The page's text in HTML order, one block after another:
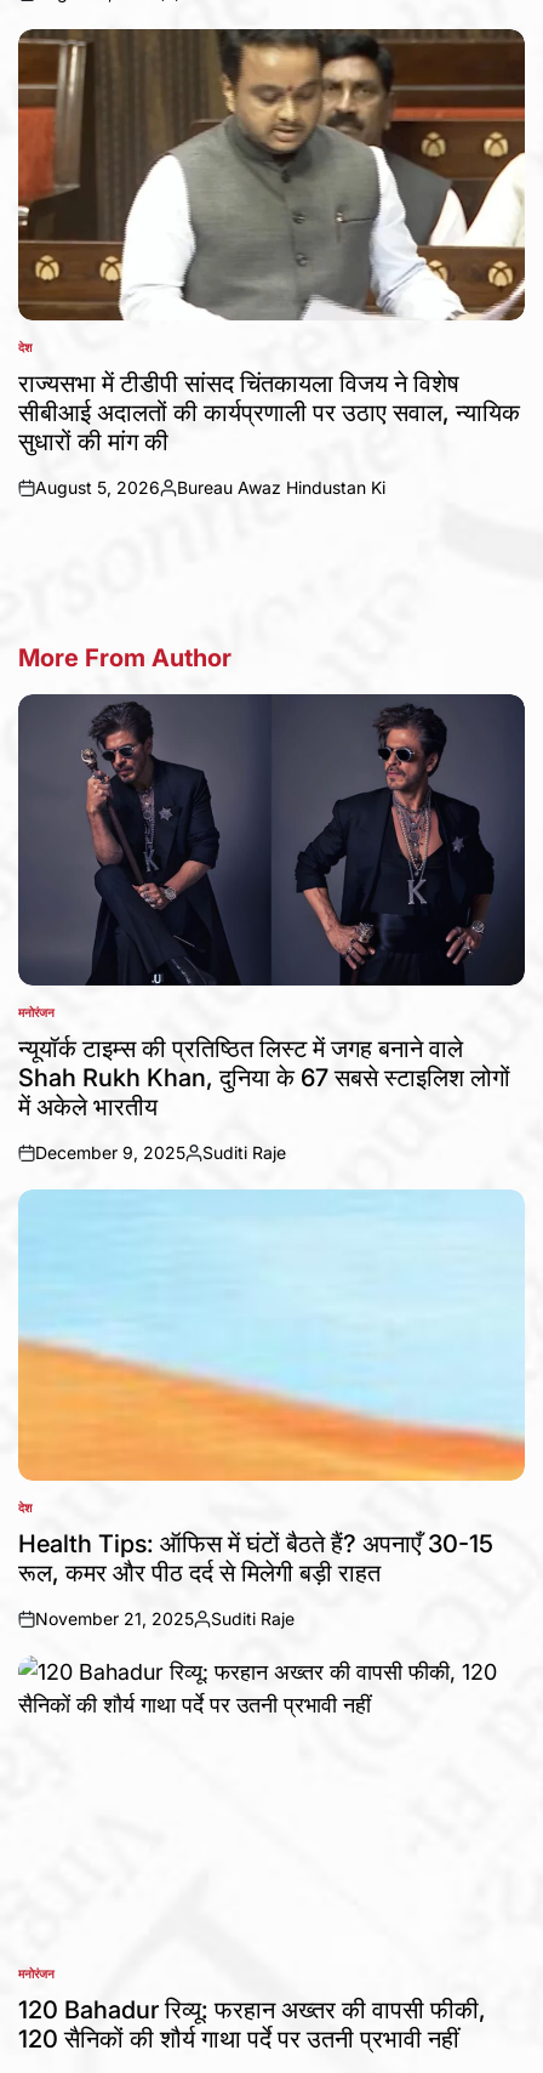
by
POSTED
देश
राज्यसभा में टीडीपी सांसद चिंतकायला विजय ने विशेष
सीबीआई अदालतों की कार्यप्रणाली पर उठाए सवाल, न्यायिक
सुधारों की मांग की
on
August 5, 2026
Posted
Bureau Awaz Hindustan Ki
More From Author
POSTED
मनोरंजन
न्यूयॉर्क टाइम्स की प्रतिष्ठित लिस्ट में जगह बनाने वाले
Shah Rukh Khan, दुनिया के 67 सबसे स्टाइलिश लोगों
में अकेले भारतीय
on
December 9, 2025
Posted
by
Suditi Raje
POSTED
IN
देश
Health Tips: ऑफिस में घंटों बैठते हैं? अपनाएँ 30-15
रूल, कमर और पीठ दर्द से मिलेगी बड़ी राहत
on
November 21, 2025
Posted
Suditi Raje
POSTED
IN
मनोरंजन
120 Bahadur रिव्यू: फरहान अख्तर की वापसी फीकी,
120 सैनिकों की शौर्य गाथा पर्दे पर उतनी प्रभावी नहीं